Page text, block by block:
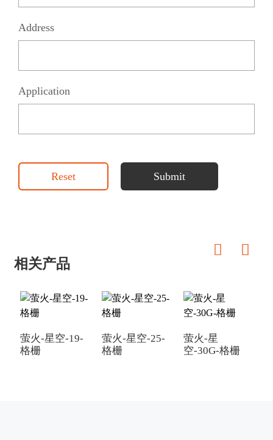
Address
Application
Reset Submit
相关产品
萤火-星空-19-
格栅
萤火-星空-25-
格栅
萤火-星
空-30G-格栅